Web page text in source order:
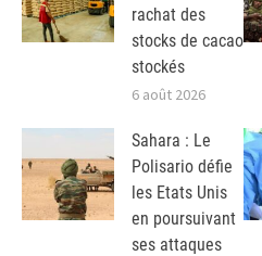
rachat des
stocks de cacao
stockés
6 août 2026
Sahara : Le
Polisario défie
les Etats Unis
en poursuivant
ses attaques